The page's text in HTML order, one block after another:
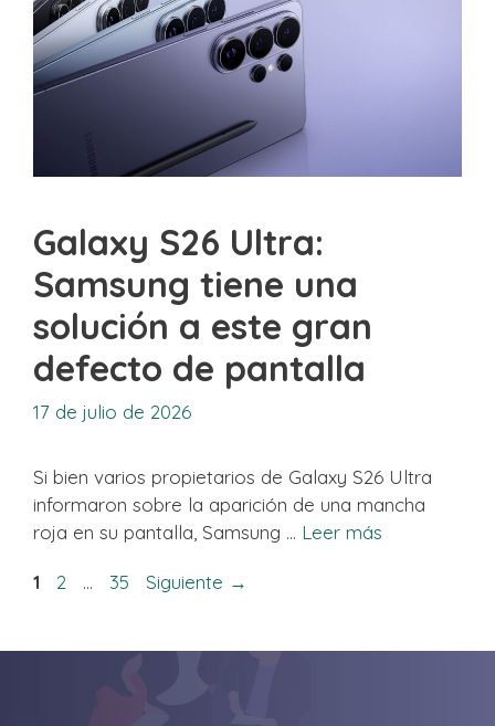
Galaxy S26 Ultra:
Samsung tiene una
solución a este gran
defecto de pantalla
17 de julio de 2026
Si bien varios propietarios de Galaxy S26 Ultra
informaron sobre la aparición de una mancha
roja en su pantalla, Samsung … Leer más
Página
1 Página
2 … Página
35 Siguiente →